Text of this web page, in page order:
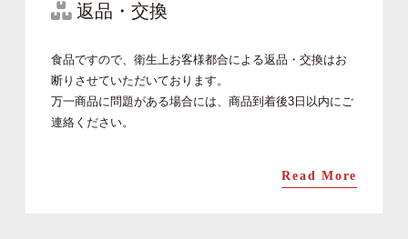
返品・交換
食品ですので、衛生上お客様都合による返品・交換はお
断りさせていただいております。
万一商品に問題がある場合には、商品到着後3日以内にご
連絡ください。
Read More